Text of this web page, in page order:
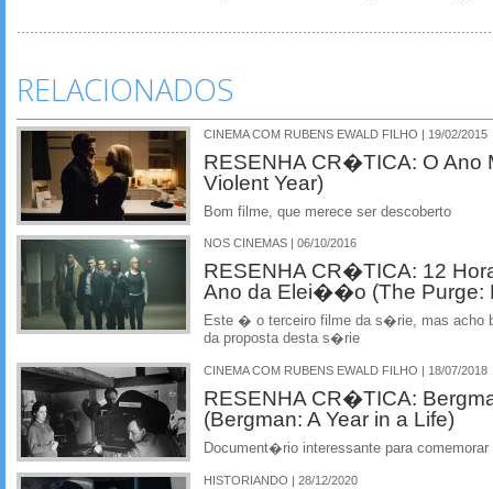
RELACIONADOS
CINEMA COM RUBENS EWALD FILHO | 19/02/2015
RESENHA CR�TICA: O Ano
Violent Year)
Bom filme, que merece ser descoberto
NOS CINEMAS | 06/10/2016
RESENHA CR�TICA: 12
Ano da Elei��o (The Purge:
Este � o terceiro filme da s�rie, mas acho
da proposta desta s�rie
CINEMA COM RUBENS EWALD FILHO | 18/07/2018
RESENHA CR�TICA:
(Bergman: A Year in a Life)
Document�rio interessante para
HISTORIANDO | 28/12/2020